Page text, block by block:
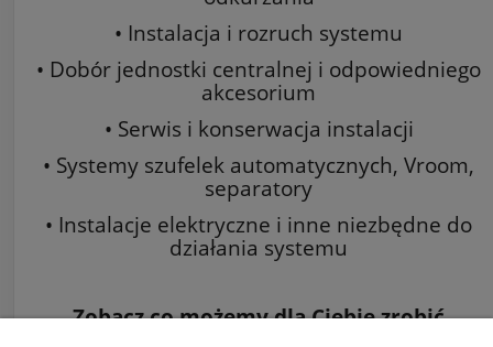
• Instalacja i rozruch systemu
• Dobór jednostki centralnej i odpowiedniego
akcesorium
• Serwis i konserwacja instalacji
• Systemy szufelek automatycznych, Vroom,
separatory
• Instalacje elektryczne i inne niezbędne do
działania systemu
Zobacz co możemy dla Ciebie zrobić